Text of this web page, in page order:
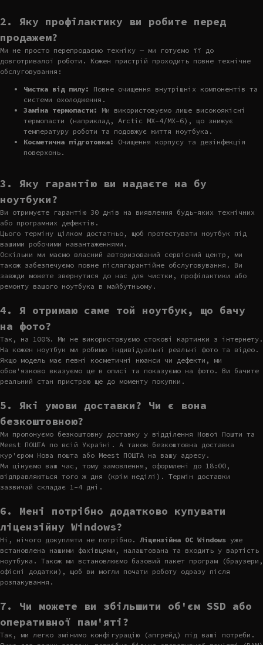
2. Яку профілактику ви робите перед
продажем?
Ми не просто перепродаємо техніку — ми готуємо її до
довготривалої роботи. Кожен пристрій проходить повне технічне
обслуговування:
Чистка від пилу:
Повне очищення внутрішніх компонентів та
системи охолодження.
Заміна термопасти:
Ми використовуємо лише високоякісні
термопасти (наприклад, Arctic MX-4/MX-6), що знижує
температуру роботи та подовжує життя ноутбука.
Косметична підготовка:
Очищення корпусу та дезінфекція
поверхонь.
3. Яку гарантію ви надаєте на бу
ноутбуки?
Ви отримуєте гарантію 30 днів на виявлення будь-яких технічних
або програмних дефектів.
Цього терміну цілком достатньо, щоб протестувати ноутбук під
вашими робочими навантаженнями.
Оскільки ми маємо власний авторизований сервісний центр, ми
також забезпечуємо повне післягарантійне обслуговування. Ви
завжди можете звернутися до нас для чистки, профілактики або
ремонту вашого ноутбука в майбутньому.
4. Я отримаю саме той ноутбук, що бачу
на фото?
Так, на 100%. Ми не використовуємо стокові картинки з інтернету.
На кожен ноутбук ми робимо індивідуальні реальні фото та відео.
Якщо модель має певні косметичні нюанси чи дефекти, ми
обов'язково вказуємо це в описі та показуємо на фото. Ви бачите
реальний стан пристрою ще до моменту покупки.
5. Які умови доставки? Чи є вона
безкоштовною?
Ми пропонуємо безкоштовну доставку у відділення Нової Пошти та
Meest ПОШТА по всій Україні. А також безкоштовна доставка
кур'єром Нова пошта або Meest ПОШТА на вашу адресу.
Ми цінуємо ваш час, тому замовлення, оформлені до 18:00,
відправляються того ж дня (крім неділі). Термін доставки
зазвичай складає 1-4 дні.
6. Мені потрібно додатково купувати
ліцензійну Windows?
Ні, нічого докупляти не потрібно. Ліцензійна ОС Windows уже
встановлена нашими фахівцями, налаштована та входить у вартість
ноутбука. Також ми встановлюємо базовий пакет програм (браузери,
офісні додатки), щоб ви могли почати роботу одразу після
розпакування.
7. Чи можете ви збільшити об'єм SSD або
оперативної пам'яті?
Так, ми легко змінимо конфігурацію (апгрейд) під ваші потреби.